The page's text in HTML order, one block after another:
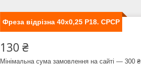
Фреза відрізна 40х0,25 Р18. СРСР
130 ₴
Мінімальна сума замовлення на сайті — 300 ₴